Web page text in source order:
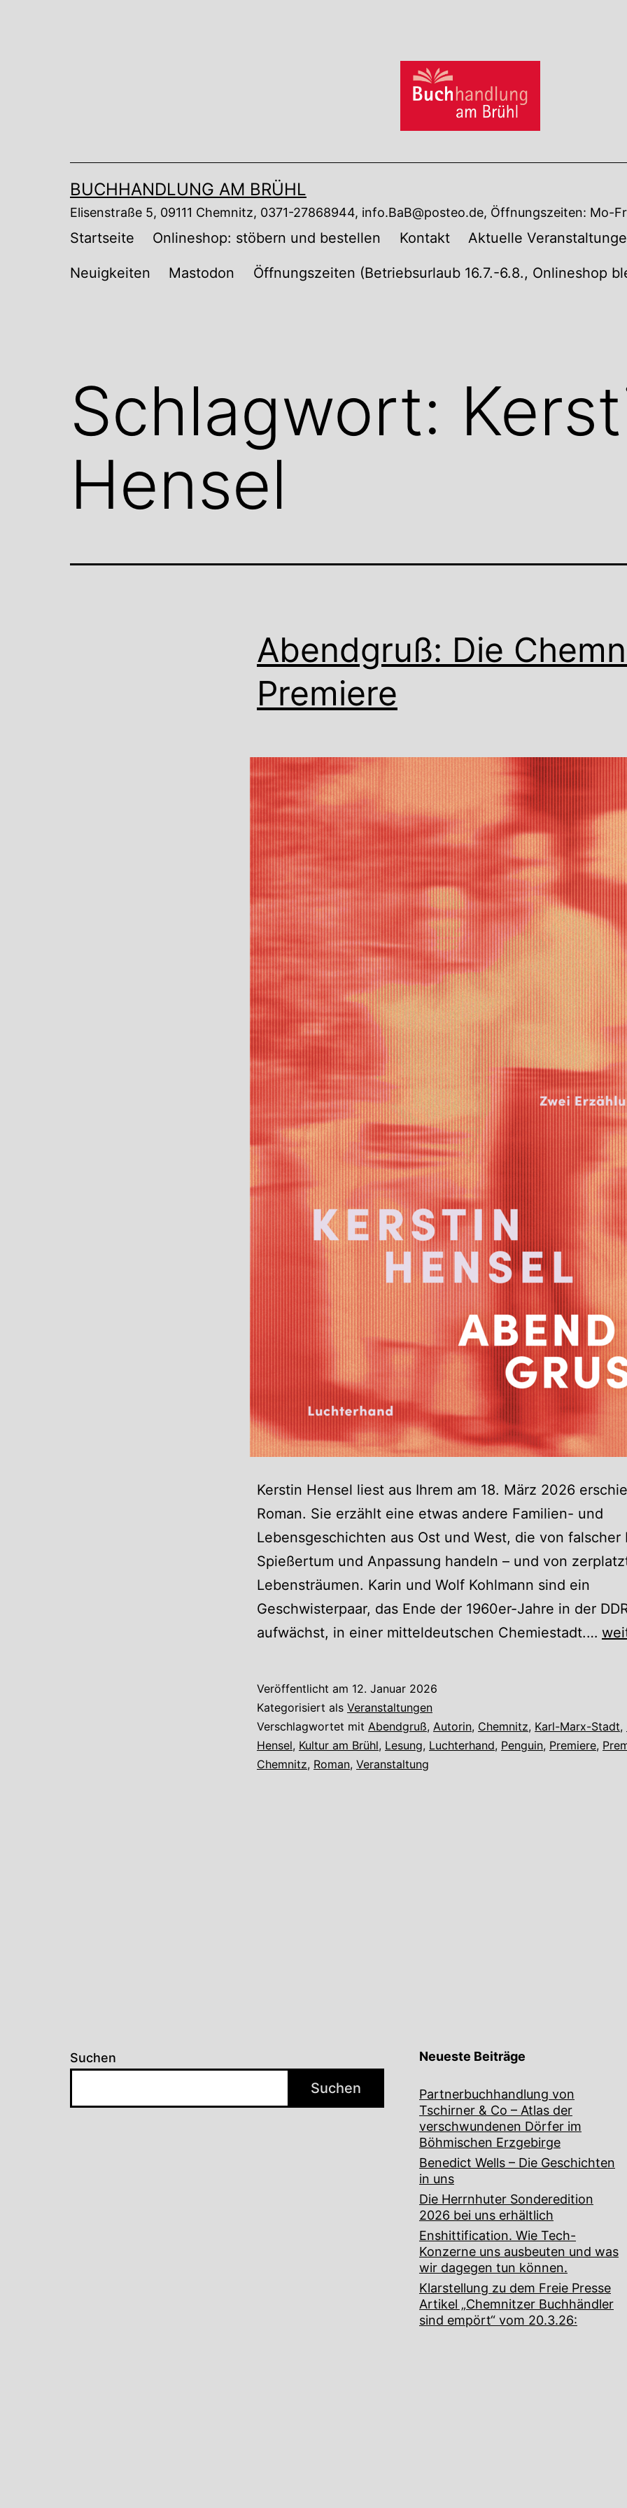
BUCHHANDLUNG AM BRÜHL
Elisenstraße 5, 09111 Chemnitz, 0371-27868944, info.BaB@posteo.de, Öffnungszeiten: Mo-
Startseite Onlineshop: stöbern und bestellen Kontakt Aktuelle
Neuigkeiten Mastodon Öffnungszeiten (Betriebsurlaub 16.7.-6.8., Onlineshop
Schlagwort:
Hensel
Abendgruß: Die
Premiere
Kerstin Hensel liest aus Ihrem am 18. März 2026
Roman. Sie erzählt eine etwas andere Familien- und
Lebensgeschichten aus Ost und West, die von falscher
Spießertum und Anpassung handeln – und von
Lebensträumen. Karin und Wolf Kohlmann sind ein
Geschwisterpaar, das Ende der 1960er-Jahre in der
aufwächst, in einer mitteldeutschen Chemiestadt.…
Veröffentlicht am 12. Januar 2026
Kategorisiert als Veranstaltungen
Verschlagwortet mit Abendgruß, Autorin, Chemnitz, Karl-Marx-Stadt,
Hensel, Kultur am Brühl, Lesung, Luchterhand, Penguin, Premiere,
Chemnitz, Roman, Veranstaltung
Suchen
Suchen
Neueste Beiträge
Partnerbuchhandlung von
Tschirner & Co – Atlas der
verschwundenen Dörfer im
Böhmischen Erzgebirge
Benedict Wells – Die Geschichten
in uns
Die Herrnhuter Sonderedition
2026 bei uns erhältlich
Enshittification. Wie Tech-
Konzerne uns ausbeuten und was
wir dagegen tun können.
Klarstellung zu dem Freie Presse
Artikel „Chemnitzer Buchhändler
sind empört“ vom 20.3.26: